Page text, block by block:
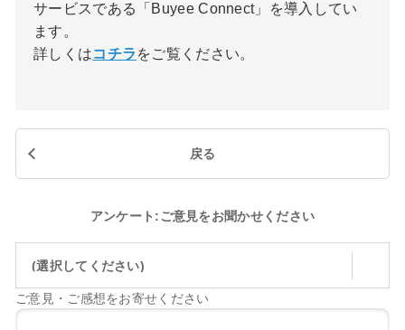
サービスである「Buyee Connect」を導入してい
ます。
詳しくはコチラ をご覧ください。
戻る
アンケート:ご意見をお聞かせください
(選択してください)
ご意見・ご感想をお寄せください